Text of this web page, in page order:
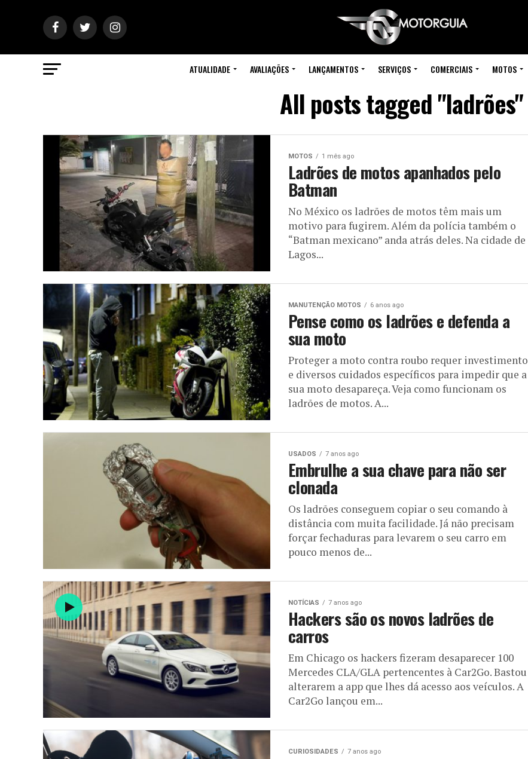
ATUALIDADE AVALIAÇÕES LANÇAMENTOS SERVIÇOS COMERCIAIS MOTOS
All posts tagged "ladrões"
MOTOS 1 mês ago
Ladrões de motos apanhados pelo
Batman
No México os ladrões de motos têm mais um
motivo para fugirem. Além da polícia também o
“Batman mexicano” anda atrás deles. Na cidade de
Lagos...
MANUTENÇÃO MOTOS 6 anos ago
Pense como os ladrões e defenda a
sua moto
Proteger a moto contra roubo requer investimento
e diversos cuidados específicos para impedir que a
sua moto desapareça. Veja como funcionam os
ladrões de motos. A...
USADOS 7 anos ago
Embrulhe a sua chave para não ser
clonada
Os ladrões conseguem copiar o seu comando à
distância com muita facilidade. Já não precisam
forçar fechaduras para levarem o seu carro em
pouco menos de...
NOTÍCIAS 7 anos ago
Hackers são os novos ladrões de
carros
Em Chicago os hackers fizeram desaparecer 100
Mercedes CLA/GLA pertencentes à Car2Go. Bastou
alterarem a app que lhes dá acesso aos veículos. A
Car2Go lançou em...
CURIOSIDADES 7 anos ago